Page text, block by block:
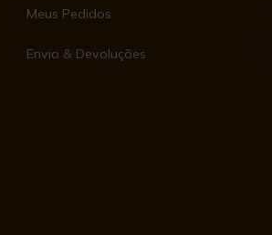
Meus Pedidos
Envio & Devoluções